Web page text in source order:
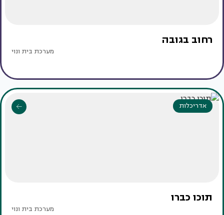
רחוב בגובה
מערכת בית ונוי
אדריכלות
תוכו כברו
מערכת בית ונוי